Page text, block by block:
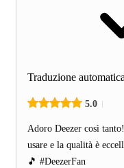
Traduzione automatica
5.0
Adoro Deezer così
usare e la qualità è
🎵 #DeezerFan